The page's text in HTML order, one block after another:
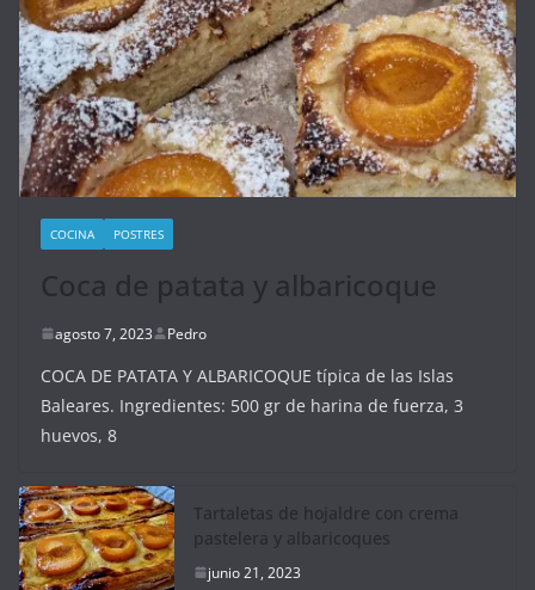
COCINA POSTRES
Coca de patata y albaricoque
agosto 7, 2023 Pedro
COCA DE PATATA Y ALBARICOQUE típica de las Islas
Baleares. Ingredientes: 500 gr de harina de fuerza, 3
huevos, 8
Tartaletas de hojaldre con crema
pastelera y albaricoques
junio 21, 2023